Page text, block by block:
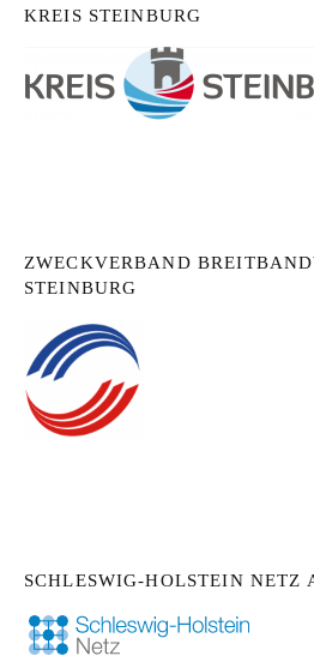
KREIS STEINBURG
ZWECKVERBAND
STEINBURG
SCHLESWIG-HOLSTEIN NETZ